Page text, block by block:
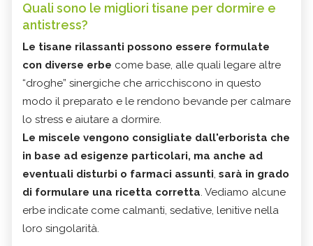
Quali sono le migliori tisane per dormire e
antistress?
Le tisane rilassanti possono essere formulate
con diverse erbe come base, alle quali legare altre
“droghe” sinergiche che arricchiscono in questo
modo il preparato e le rendono bevande per calmare
lo stress e aiutare a dormire.
Le miscele vengono consigliate dall'erborista che
in base ad esigenze particolari, ma anche ad
eventuali disturbi o farmaci assunti, sarà in grado
di formulare una ricetta corretta. Vediamo alcune
erbe indicate come calmanti, sedative, lenitive nella
loro singolarità.